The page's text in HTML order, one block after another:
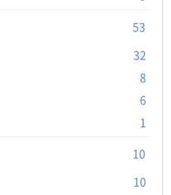
53
32
8
6
1
10
10